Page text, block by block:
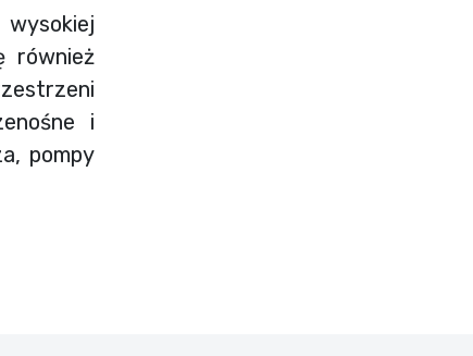
również
i
pompy